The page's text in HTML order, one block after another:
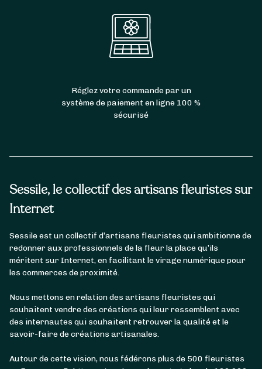
Sessile, le collectif des artisans fleuristes sur
Internet
Sessile est un collectif d’artisans fleuristes qui ambitionne de
redonner aux professionnels de la fleur la place qu’ils
méritent sur Internet, en facilitant le virage numérique pour
les commerces de proximité.
Nous mettons en relation des artisans fleuristes qui
souhaitent vendre des créations qui leur ressemblent avec
des internautes qui souhaitent retrouver la qualité et le
savoir-faire de créations artisanales.
Autour de cette vision, nous fédérons plus de 500 fleuristes
Réglez votre commande par un
système de paiement en ligne 100 %
sécurisé